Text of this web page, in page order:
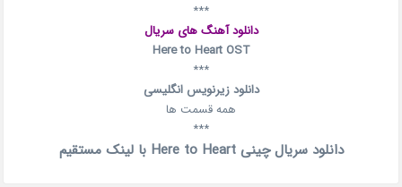
***
دانلود آهنگ های سریال
Here to Heart OST
***
دانلود زیرنویس انگلیسی
همه قسمت ها
***
دانلود سریال چینی Here to Heart با لینک مستقیم